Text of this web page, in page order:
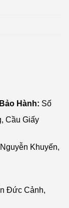
Hành: Số
Cầu Giấy
Khuyến,
Đức Cảnh,